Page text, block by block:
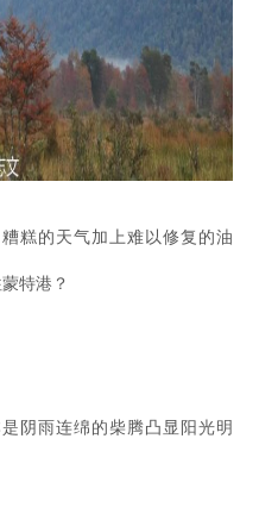
糕的天气加上难以修复的油
特港？
阴雨连绵的柴腾凸显阳光明